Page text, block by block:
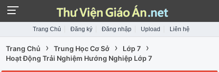
Trang Chủ Đăng ký Đăng nhập Upload Liên hệ
Trang Chủ › Trung Học Cơ Sở › Lớp 7 ›
Hoạt Động Trải Nghiệm Hướng Nghiệp Lớp 7